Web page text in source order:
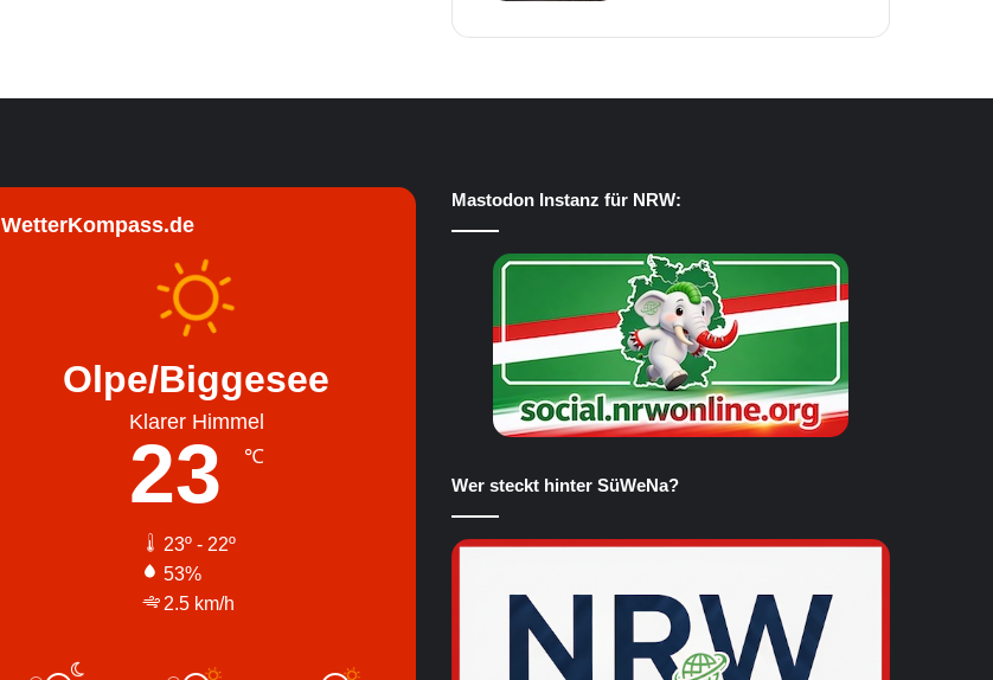
WetterKompass.de
Olpe/Biggesee
Klarer Himmel
23 ℃
23º - 22º
53%
2.5 km/h
Mastodon Instanz für NRW:
Wer steckt hinter SüWeNa?